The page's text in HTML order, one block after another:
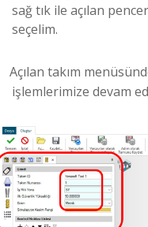
sağ tık ile açılan
seçelim.
Açılan takım
işlemlerimize devam